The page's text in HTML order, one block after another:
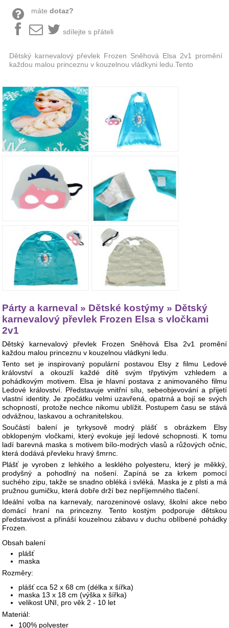
máte dotaz?
sdílejte s přáteli
Dětský karnevalový převlek Frozen Sněhová Elsa 2v1 promění
každou malou princeznu v kouzelnou vládkyni ledu.Tento
Párty a karneval » Dětské kostýmy » Dětský
karnevalový převlek Frozen Elsa s vločkami
2v1
Dětský karnevalový převlek Frozen Sněhová Elsa 2v1 promění
každou malou princeznu v kouzelnou vládkyni ledu.
Tento set je inspirovaný populární postavou Elsy z filmu Ledové
království a okouzlí každé dítě svým třpytivým vzhledem a
pohádkovým motivem. Elsa je hlavní postava z animovaného filmu
Ledové království. Představuje vnitřní sílu, sebeobjevování a přijetí
vlastní identity. Je zpočátku velmi uzavřená, opatrná a bojí se svých
schopností, protože nechce nikomu ublížit. Postupem času se stává
odvážnou, laskavou a ochranitelskou.
Součástí balení je tyrkysově modrý plášť s obrázkem Elsy
obklopeným vločkami, který evokuje její ledové schopnosti. K tomu
ladí barevná maska s motivem bílo-modrých vlasů a růžových očnic,
která dodává převleku hravý šmrnc.
Plášť je vyroben z lehkého a lesklého polyesteru, který je měkký,
prodyšný a pohodlný na nošení. Zapíná se za krkem pomocí
suchého zipu, takže se snadno obléká i svléká. Maska je z plsti a má
pružnou gumičku, která dobře drží bez nepříjemného tlačení.
Ideální volba na karnevaly, narozeninové oslavy, školní akce nebo
domácí hraní na princezny. Tento kostým podporuje dětskou
představivost a přináší kouzelnou zábavu v duchu oblíbené pohádky
Frozen.
Obsah balení
plášť
maska
Rozměry:
plášť cca 52 x 68 cm (délka x šířka)
maska 13 x 18 cm (výška x šířka)
velikost UNI, pro věk 2 - 10 let
Materiál:
100% polyester